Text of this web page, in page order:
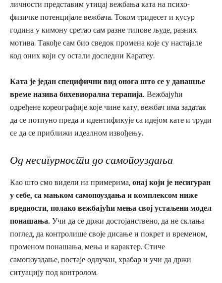
личности представим утицај вежбања ката на психо-
физичке потенцијале вежбача. Током тридесет и кусур
година у кимону сретао сам разне типове људе, разних
мотива. Такође сам био сведок промена које су настајале
код оних који су остали доследни Каратеу.
Ката је један специфични вид онога што се у данашње
време назива бихевиорална терапија. Вежбајући
одређене кореографије које чине кату, вежбач има задатак
да се потпуно преда и идентификује са идејом кате и труди
се да се приближи идеалном извођењу.
Од несигурности до самопоуздања
Као што смо видели на примерима, онај који је несигуран
у себе, са мањком самопоуздања и комплексом ниже
вредности, полако вежбајући мења свој устаљени модел
понашања. Учи да се држи достојанствено, да не склања
поглед, да контролише своје дисање и покрет и временом,
променом понашања, мења и карактер. Стиче
самопоуздање, постаје одлучан, храбар и учи да држи
ситуацију под контролом.